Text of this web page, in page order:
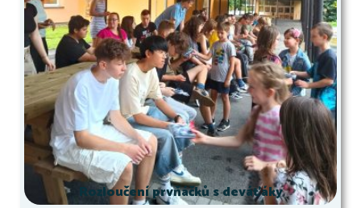
Rozloučení prvňáčků s deváťáky